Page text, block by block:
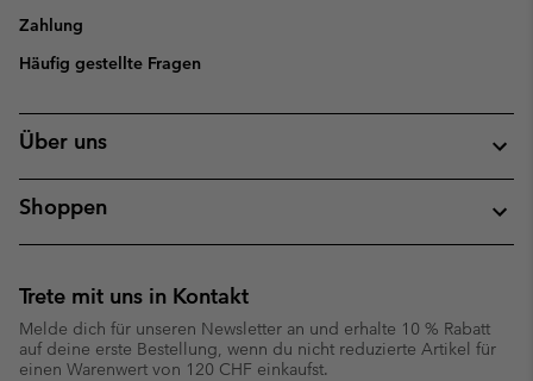
Zahlung
Häufig gestellte Fragen
Über uns
Shoppen
Trete mit uns in Kontakt
Melde dich für unseren Newsletter an und erhalte 10 % Rabatt
auf deine erste Bestellung, wenn du nicht reduzierte Artikel für
einen Warenwert von 120 CHF einkaufst.